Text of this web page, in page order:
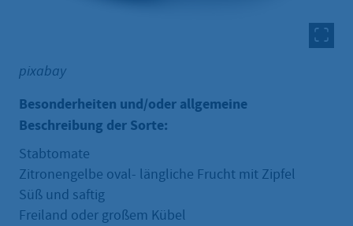
pixabay
Besonderheiten und/oder allgemeine
Beschreibung der Sorte:
Stabtomate
Zitronengelbe oval- längliche Frucht mit Zipfel
Süß und saftig
Freiland oder großem Kübel